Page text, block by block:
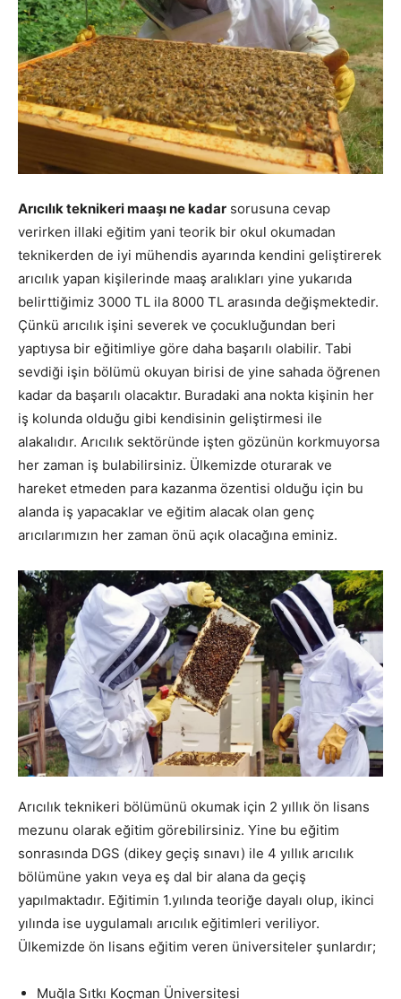
Arıcılık teknikeri maaşı ne kadar sorusuna cevap
verirken illaki eğitim yani teorik bir okul okumadan
teknikerden de iyi mühendis ayarında kendini geliştirerek
arıcılık yapan kişilerinde maaş aralıkları yine yukarıda
belirttiğimiz 3000 TL ila 8000 TL arasında değişmektedir.
Çünkü arıcılık işini severek ve çocukluğundan beri
yaptıysa bir eğitimliye göre daha başarılı olabilir. Tabi
sevdiği işin bölümü okuyan birisi de yine sahada öğrenen
kadar da başarılı olacaktır. Buradaki ana nokta kişinin her
iş kolunda olduğu gibi kendisinin geliştirmesi ile
alakalıdır. Arıcılık sektöründe işten gözünün korkmuyorsa
her zaman iş bulabilirsiniz. Ülkemizde oturarak ve
hareket etmeden para kazanma özentisi olduğu için bu
alanda iş yapacaklar ve eğitim alacak olan genç
arıcılarımızın her zaman önü açık olacağına eminiz.
Arıcılık teknikeri bölümünü okumak için 2 yıllık ön lisans
mezunu olarak eğitim görebilirsiniz. Yine bu eğitim
sonrasında DGS (dikey geçiş sınavı) ile 4 yıllık arıcılık
bölümüne yakın veya eş dal bir alana da geçiş
yapılmaktadır. Eğitimin 1.yılında teoriğe dayalı olup, ikinci
yılında ise uygulamalı arıcılık eğitimleri veriliyor.
Ülkemizde ön lisans eğitim veren üniversiteler şunlardır;
Muğla Sıtkı Koçman Üniversitesi